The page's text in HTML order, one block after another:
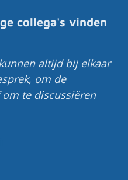
collega's vinden
altijd bij elkaar
om de
te discussiëren